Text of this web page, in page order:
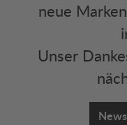
neue
Unser